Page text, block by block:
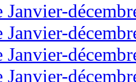
Janvier-
Janvier-
Janvier-
Janvier-